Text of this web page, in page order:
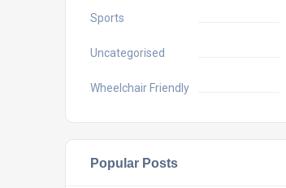
Sports
Uncategorised
Wheelchair Friendly
Popular Posts